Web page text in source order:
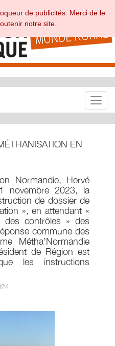
EN
Normandie, Hervé
novembre 2023, la
de dossier de
», en attendant «
des contrôles » des
commune des
Métha’Normandie
de Région est
les instructions
de publicités. Merci de le
notre site.